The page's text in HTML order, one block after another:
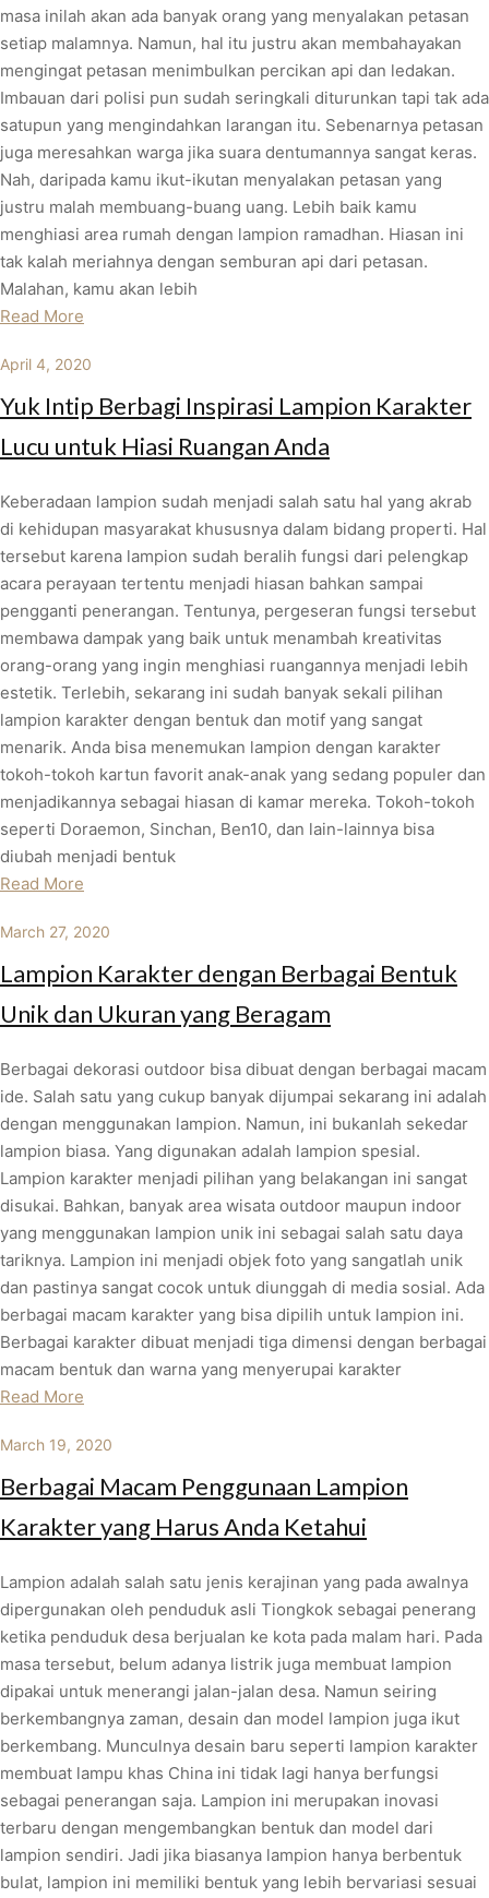
masa inilah akan ada banyak orang yang menyalakan petasan
setiap malamnya. Namun, hal itu justru akan membahayakan
mengingat petasan menimbulkan percikan api dan ledakan.
Imbauan dari polisi pun sudah seringkali diturunkan tapi tak ada
satupun yang mengindahkan larangan itu. Sebenarnya petasan
juga meresahkan warga jika suara dentumannya sangat keras.
Nah, daripada kamu ikut-ikutan menyalakan petasan yang
justru malah membuang-buang uang. Lebih baik kamu
menghiasi area rumah dengan lampion ramadhan. Hiasan ini
tak kalah meriahnya dengan semburan api dari petasan.
Malahan, kamu akan lebih
Read More
April 4, 2020
Yuk Intip Berbagi Inspirasi Lampion Karakter
Lucu untuk Hiasi Ruangan Anda
Keberadaan lampion sudah menjadi salah satu hal yang akrab
di kehidupan masyarakat khususnya dalam bidang properti. Hal
tersebut karena lampion sudah beralih fungsi dari pelengkap
acara perayaan tertentu menjadi hiasan bahkan sampai
pengganti penerangan. Tentunya, pergeseran fungsi tersebut
membawa dampak yang baik untuk menambah kreativitas
orang-orang yang ingin menghiasi ruangannya menjadi lebih
estetik. Terlebih, sekarang ini sudah banyak sekali pilihan
lampion karakter dengan bentuk dan motif yang sangat
menarik. Anda bisa menemukan lampion dengan karakter
tokoh-tokoh kartun favorit anak-anak yang sedang populer dan
menjadikannya sebagai hiasan di kamar mereka. Tokoh-tokoh
seperti Doraemon, Sinchan, Ben10, dan lain-lainnya bisa
diubah menjadi bentuk
Read More
March 27, 2020
Lampion Karakter dengan Berbagai Bentuk
Unik dan Ukuran yang Beragam
Berbagai dekorasi outdoor bisa dibuat dengan berbagai macam
ide. Salah satu yang cukup banyak dijumpai sekarang ini adalah
dengan menggunakan lampion. Namun, ini bukanlah sekedar
lampion biasa. Yang digunakan adalah lampion spesial.
Lampion karakter menjadi pilihan yang belakangan ini sangat
disukai. Bahkan, banyak area wisata outdoor maupun indoor
yang menggunakan lampion unik ini sebagai salah satu daya
tariknya. Lampion ini menjadi objek foto yang sangatlah unik
dan pastinya sangat cocok untuk diunggah di media sosial. Ada
berbagai macam karakter yang bisa dipilih untuk lampion ini.
Berbagai karakter dibuat menjadi tiga dimensi dengan berbagai
macam bentuk dan warna yang menyerupai karakter
Read More
March 19, 2020
Berbagai Macam Penggunaan Lampion
Karakter yang Harus Anda Ketahui
Lampion adalah salah satu jenis kerajinan yang pada awalnya
dipergunakan oleh penduduk asli Tiongkok sebagai penerang
ketika penduduk desa berjualan ke kota pada malam hari. Pada
masa tersebut, belum adanya listrik juga membuat lampion
dipakai untuk menerangi jalan-jalan desa. Namun seiring
berkembangnya zaman, desain dan model lampion juga ikut
berkembang. Munculnya desain baru seperti lampion karakter
membuat lampu khas China ini tidak lagi hanya berfungsi
sebagai penerangan saja. Lampion ini merupakan inovasi
terbaru dengan mengembangkan bentuk dan model dari
lampion sendiri. Jadi jika biasanya lampion hanya berbentuk
bulat, lampion ini memiliki bentuk yang lebih bervariasi sesuai